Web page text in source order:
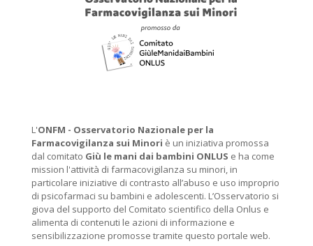
L'ONFM - Osservatorio Nazionale per la
Farmacovigilanza sui Minori è un iniziativa promossa
dal comitato Giù le mani dai bambini ONLUS e ha come
mission l'attività di farmacovigilanza su minori, in
particolare iniziative di contrasto all’abuso e uso improprio
di psicofarmaci su bambini e adolescenti. L’Osservatorio si
giova del supporto del Comitato scientifico della Onlus e
alimenta di contenuti le azioni di informazione e
sensibilizzazione promosse tramite questo portale web.